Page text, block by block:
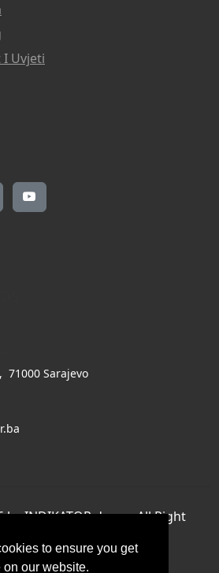
to ensure you get
our website.
Uvjeti
71000 Sarajevo
INDIKATOR d.o.o., All Right
|Privacy Statement